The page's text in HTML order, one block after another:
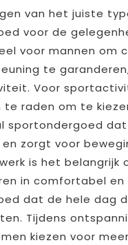
van het juiste
voor de
voor mannen om
te
Voor
te raden om te
sportondergoed
zorgt voor
is het belangrijk
in comfortabel en
dat de hele dag
Tijdens
kiezen voor